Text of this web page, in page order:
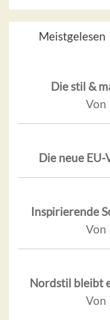
Meistgelesen
Die stil &
Von
Die neue
Inspirierende
Von
Nordstil bleibt
Von